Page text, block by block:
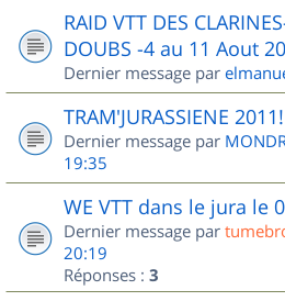
RAID VTT DES
DOUBS -4 au 11 Aout
Dernier message par
TRAM'JURASSIENE 2011!
Dernier message par
19:35
WE VTT dans le jura le
Dernier message par
20:19
Réponses : 3